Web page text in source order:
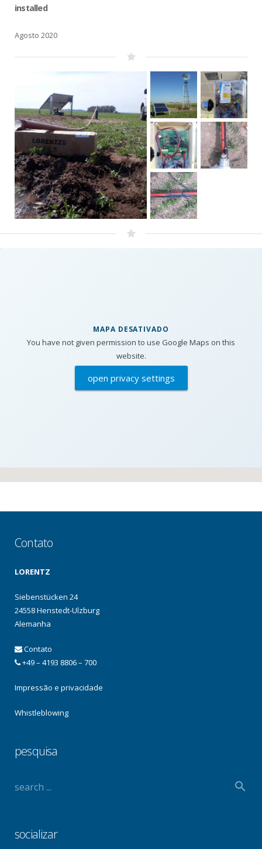
installed
Agosto 2020
MAPA DESATIVADO
You have not given permission to use Google Maps on this
website.
open privacy settings
Contato
LORENTZ
Siebenstücken 24
24558 Henstedt-Ulzburg
Alemanha
Contato
+49 – 4193 8806 – 700
Impressão e privacidade
Whistleblowing
pesquisa
socializar